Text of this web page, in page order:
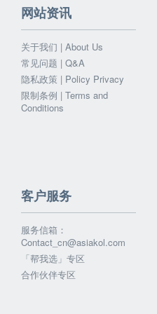
网站资讯
关于我们 | About Us
常见问题 | Q&A
隐私政策 | Policy Privacy
限制条例 | Terms and
Conditions
客户服务
服务信箱：
Contact_cn@asiakol.com
「帮我选」专区
合作伙伴专区